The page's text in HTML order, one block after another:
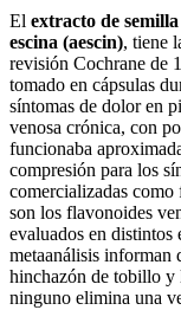
El extracto de
escina (aescin), tiene
revisión Cochrane de
tomado en cápsulas
síntomas de dolor en
venosa crónica, con
funcionaba
compresión para los
comercializadas
son los flavonoides
evaluados en distintos
metaanálisis informan
hinchazón de tobillo y
ninguno elimina una